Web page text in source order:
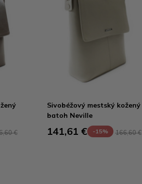
€
Sivobéžový mestský kožený
batoh Neville
141,61 € -15% 166,60 €